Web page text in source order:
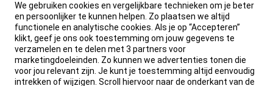
We gebruiken cookies en vergelijkbare technieken om je beter
en persoonlijker te kunnen helpen. Zo plaatsen we altijd
functionele en analytische cookies. Als je op “Accepteren”
klikt, geef je ons ook toestemming om jouw gegevens te
verzamelen en te delen met 3 partners voor
marketingdoeleinden. Zo kunnen we advertenties tonen die
voor jou relevant zijn. Je kunt je toestemming altijd eenvoudig
intrekken of wijzigen. Scroll hiervoor naar de onderkant van de